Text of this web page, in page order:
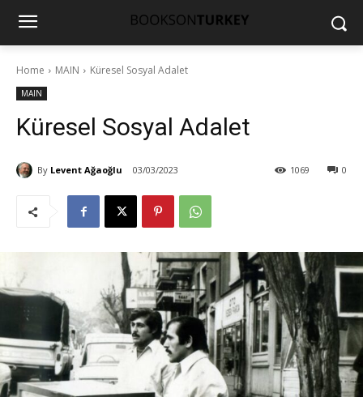
Home MAIN Küresel Sosyal Adalet
MAIN
Küresel Sosyal Adalet
By Levent Ağaoğlu 03/03/2023 0
1069